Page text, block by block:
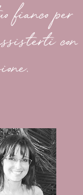
fianco per
con